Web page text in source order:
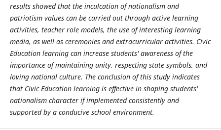
results showed that the inculcation of nationalism and
patriotism values can be carried out through active learning
activities, teacher role models, the use of interesting learning
media, as well as ceremonies and extracurricular activities. Civic
Education learning can increase students' awareness of the
importance of maintaining unity, respecting state symbols, and
loving national culture. The conclusion of this study indicates
that Civic Education learning is effective in shaping students'
nationalism character if implemented consistently and
supported by a conducive school environment.